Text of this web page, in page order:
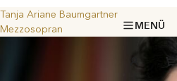
MENÜ
Tanja Ariane Baumgartner
Mezzosopran